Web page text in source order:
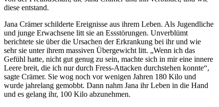
diese entstand.
Jana Crämer schilderte Ereignisse aus ihrem Leben. Als Jugendliche
und junge Erwachsene litt sie an Essstörungen. Unverblümt
berichtete sie über die Ursachen der Erkrankung bei ihr und wie
sehr sie unter ihrem massiven Übergewicht litt. „Wenn ich das
Gefühl hatte, nicht gut genug zu sein, machte sich in mir eine innere
Leere breit, die ich nur durch Fress-Attacken durchstehen konnte“,
sagte Crämer. Sie wog noch vor wenigen Jahren 180 Kilo und
wurde jahrelang gemobbt. Dann nahm Jana ihr Leben in die Hand
und es gelang ihr, 100 Kilo abzunehmen.